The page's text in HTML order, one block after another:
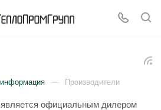
— Производители
официальным дилером